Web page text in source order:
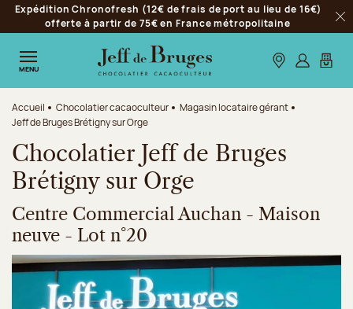
Aller à la navigation
Aller au contenu principal
Aller au pied de page
Expédition Chronofresh (12€ de frais de port au lieu de 16€)
offerte à partir de 75€ en France métropolitaine
MENU Nos boutiques
S’identifier
Mon
Accueil Chocolatier cacaoculteur
Magasin locataire gérant
Jeff de Bruges Brétigny sur Orge
Chocolatier Jeff de Bruges
Brétigny sur Orge
Centre Commercial Auchan - Maison
neuve - Lot n°20